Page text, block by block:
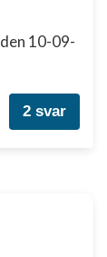
den 10-09-
2 svar